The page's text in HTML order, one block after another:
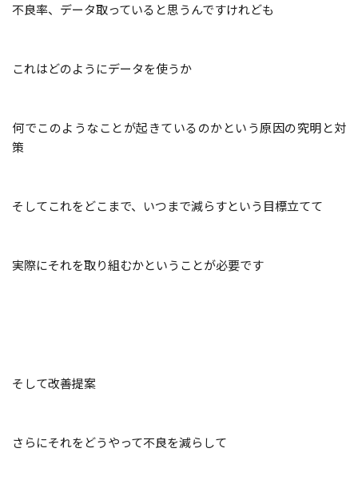
不良率、データ取っていると思うんですけれども
これはどのようにデータを使うか
何でこのようなことが起きているのかという原因の究明と対
策
そしてこれをどこまで、いつまで減らすという目標立てて
実際にそれを取り組むかということが必要です
そして改善提案
さらにそれをどうやって不良を減らして